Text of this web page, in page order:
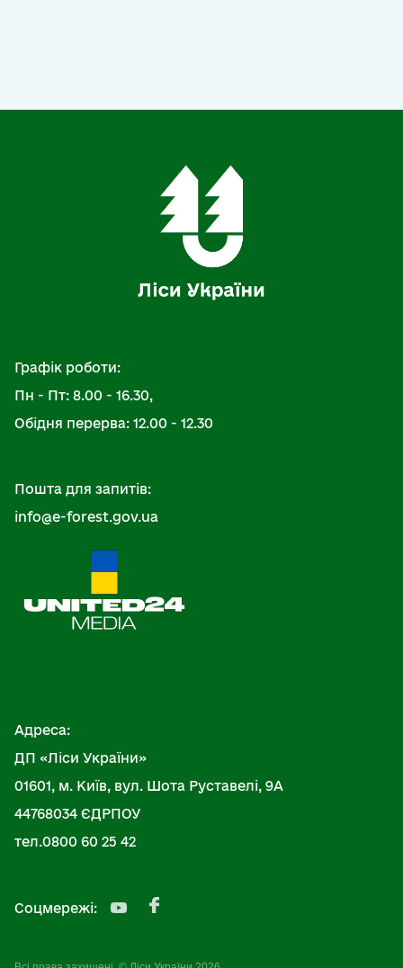
Графік роботи:
Пн - Пт: 8.00 - 16.30,
Обідня перерва: 12.00 - 12.30
Пошта для запитів:
info@e-forest.gov.ua
Адреса:
ДП «Ліси України»
01601, м. Київ, вул. Шота Руставелі, 9А
44768034 ЄДРПОУ
тел.0800 60 25 42
Соцмережі: